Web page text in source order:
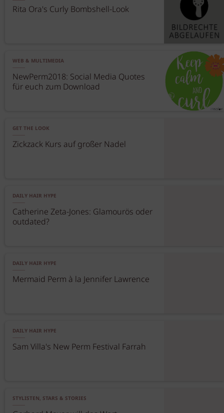
Rita Ora's Curly Bombshell-Look
WEB & MULTIMEDIA
NewPerm2018: Social Media Quotes
für euch zum Download
GET THE LOOK
Zickzack Kurs auf großer Nadel
DAILY HAIR HYPE
Catherine Zeta-Jones: Glamourös oder
outdated?
DAILY HAIR HYPE
Mermaid Perm à la Jennifer Lawrence
DAILY HAIR HYPE
Sam Villa's New Perm Festival Farrah
STYLISTEN, STARS & STORIES